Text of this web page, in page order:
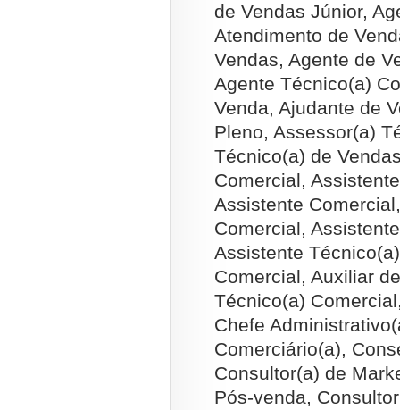
de Vendas Júnior,
Atendimento de
Vendas, Agente de
Agente Técnico(a)
Venda, Ajudante de
Pleno, Assessor(a)
Técnico(a) de
Comercial,
Assistente
Comercial,
Assistente
Comercial, Auxiliar
Técnico(a)
Chefe
Comerciário(a),
Consultor(a) de
Pós-venda,